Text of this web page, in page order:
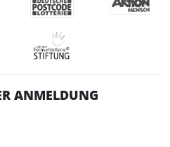
ANMELDUNG